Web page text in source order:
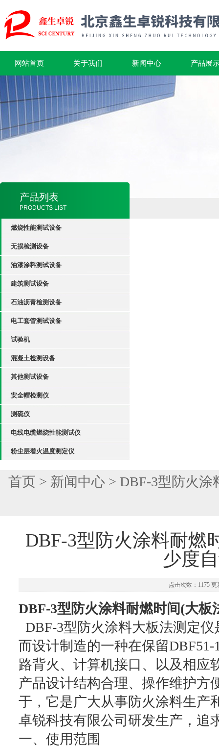
网站首页 关于我们 新闻中心 产品展
产品列表
PRODUCTS LIST
燃烧性能测试设备
无损检测设备
油漆涂料测试设备
建筑测试设备
石油沥青检测设备
电工套管测试设备
试验机
混凝土检测设备
其他测试设备
安全帽检测仪
测硫仪
电线电缆燃烧性能测试仪
粉尘层着火温度测定仪
首页 > 新闻中心 > DBF-3型防火
DBF-3型防火涂料耐燃
少度
点击次数：1175 更
DBF-3型防火涂料耐燃时间(大板
DBF-3型防火涂料大板法测定仪
而设计制造的一种在保留
路背火、计算机接口、以及相应
产品设计结构合理、操作维护方
于，它是广大从事防火涂料生产
卓锐科技有限公司研发生产，
一、使用范围